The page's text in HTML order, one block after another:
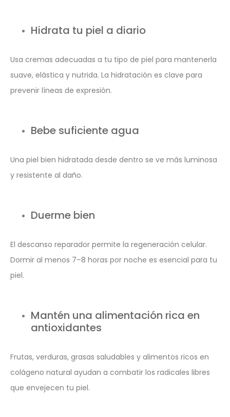
Hidrata tu piel a diario
Usa cremas adecuadas a tu tipo de piel para mantenerla
suave, elástica y nutrida. La hidratación es clave para
prevenir líneas de expresión.
Bebe suficiente agua
Una piel bien hidratada desde dentro se ve más luminosa
y resistente al daño.
Duerme bien
El descanso reparador permite la regeneración celular.
Dormir al menos 7–8 horas por noche es esencial para tu
piel.
Mantén una alimentación rica en
antioxidantes
Frutas, verduras, grasas saludables y alimentos ricos en
colágeno natural ayudan a combatir los radicales libres
que envejecen tu piel.